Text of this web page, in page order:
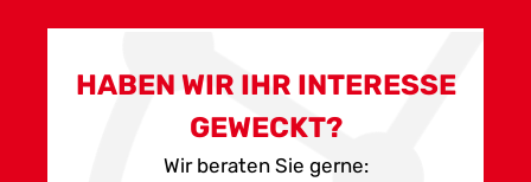
HABEN WIR IHR INTERESSE
GEWECKT?
Wir beraten Sie gerne: